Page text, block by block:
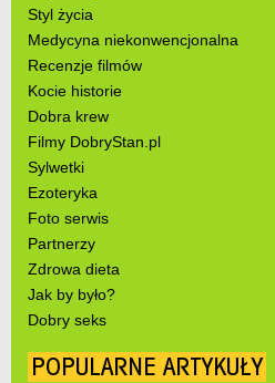
Styl życia
Medycyna niekonwencjonalna
Recenzje filmów
Kocie historie
Dobra krew
Filmy DobryStan.pl
Sylwetki
Ezoteryka
Foto serwis
Partnerzy
Zdrowa dieta
Jak by było?
Dobry seks
POPULARNE ARTYKUŁY